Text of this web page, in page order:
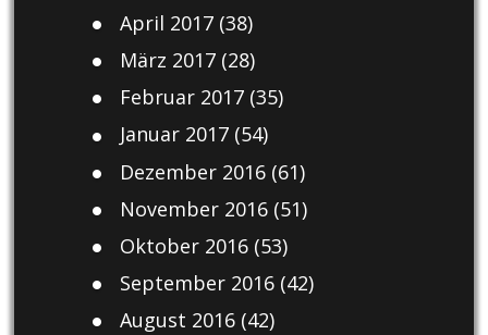
April 2017(38)
März 2017(28)
Februar 2017(35)
Januar 2017(54)
Dezember 2016(61)
November 2016(51)
Oktober 2016(53)
September 2016(42)
August 2016(42)